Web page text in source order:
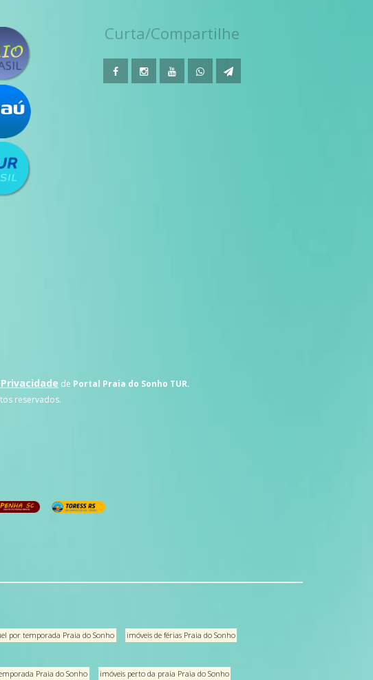
Curta/Compartilhe
de Portal Praia do Sonho TUR.
reservados.
por temporada Praia do Sonho imóveis de férias Praia do Sonho
Praia do Sonho imóveis perto da praia Praia do Sonho